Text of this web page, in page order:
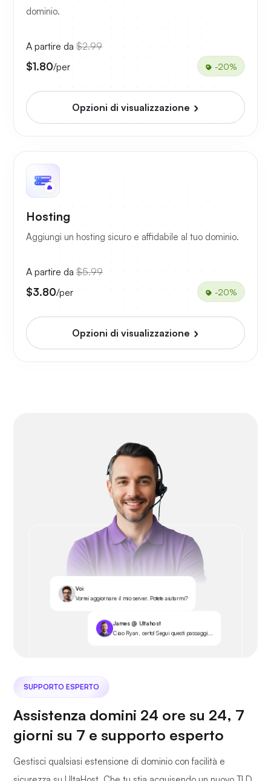
dominio.
A partire da $2.99
$1.80/per -20%
Opzioni di visualizzazione
Hosting
Aggiungi un hosting sicuro e affidabile al tuo dominio.
A partire da $5.99
$3.80/per -20%
Opzioni di visualizzazione
Voi
Vorrei aggiornare il mio server. Potete aiutarmi?
James @ Ultahost
Ciao Ryan, certo! Segui questi passaggi...
SUPPORTO ESPERTO
Assistenza domini 24 ore su 24, 7
giorni su 7 e supporto esperto
Gestisci qualsiasi estensione di dominio con facilità e